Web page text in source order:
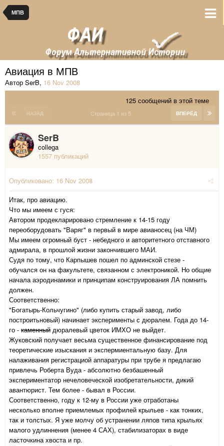
МПВ
Авиация в МПВ
Автор SerB, 16 Nov 2008
125 сообщений в этой теме
НАЗАД ВПЕРЁД
Страница 1 из 5
SerB
collega
1557 публикаций
Опубликовано: 16 Nov 2008
Итак, про авиацию.
Что мы имеем с гуся:
Автором продекларировано стремление к 14-15 году
переоборудовать "Варяг" в первый в мире авианосец (на ЧМ)
Мы имеем огромный буст - небедного и авторитетного отставного
адмирала, в прошлой жизни закончившего МАИ.
Судя по тому, что Карпышев пошел по админской стезе -
обучался он на факультете, связанном с электроникой. Но общие
начала аэродинамики и принципам конструирования ЛА помнить
должен.
Соответственно:
"Богатырь-Кольчугино" (либо купить старый завод, либо
построитьновый) начинает эксперименты с дюралем. Года до 14-
го - каменный дюралевый цветок ИМХО не выйдет.
Жуковский получает весьма существенное финансирование под
теоретические изыскания и экспермиентальную базу. Для
налаживания регистрациой аппаратуры при трубе я предлагаю
привлечь Роберта Вуда - абсолютно безбашенный
экспериментатор нечеловеческой изобретательности, дикий
авантюрист. Тем более - бывал в России.
Соответственно, году к 12-му в России уже отработаны
несколько вполне приемлемых профилей крыльев - как тонких,
так и толстых. Я уже молчу об устранении ляпов типа крыльях
малого удлиннения (менее 4 САХ), стабилизаторах в виде
ласточкина хвоста и пр.